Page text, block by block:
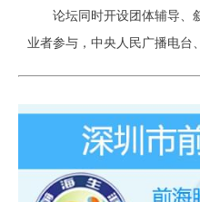
论坛同时开设团体辅导、叙
业者参与，中央人民广播电台